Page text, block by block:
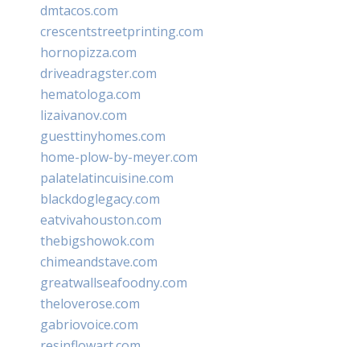
dmtacos.com
crescentstreetprinting.com
hornopizza.com
driveadragster.com
hematologa.com
lizaivanov.com
guesttinyhomes.com
home-plow-by-meyer.com
palatelatincuisine.com
blackdoglegacy.com
eatvivahouston.com
thebigshowok.com
chimeandstave.com
greatwallseafoodny.com
theloverose.com
gabriovoice.com